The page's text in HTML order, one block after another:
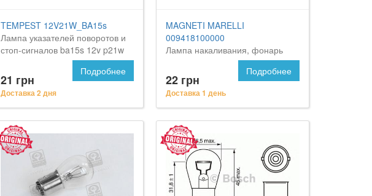
TEMPEST 12V21W_BA15s
Лампа указателей поворотов и
стоп-сигналов ba15s 12v p21w
<tempest> на FORD Maverick
21 грн
Доставка 2 дня
Подробнее
MAGNETI MARELLI
009418100000
Лампа накаливания, фонарь
освещения номерного знака на
Форд Маверик
22 грн
Доставка 1 день
Подробнее